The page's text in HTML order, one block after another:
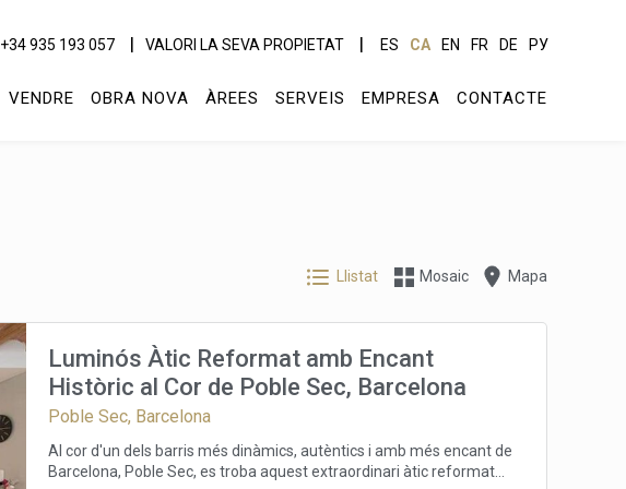
+34 935 193 057 VALORI LA SEVA PROPIETAT ES CA EN FR DE РУ
VENDRE OBRA NOVA ÀREES SERVEIS EMPRESA CONTACTE
Llistat Mosaic Mapa
Luminós Àtic Reformat amb Encant
Històric al Cor de Poble Sec, Barcelona
Poble Sec, Barcelona
Al cor d'un dels barris més dinàmics, autèntics i amb més encant de
Barcelona, Poble Sec, es troba aquest extraordinari àtic reformat